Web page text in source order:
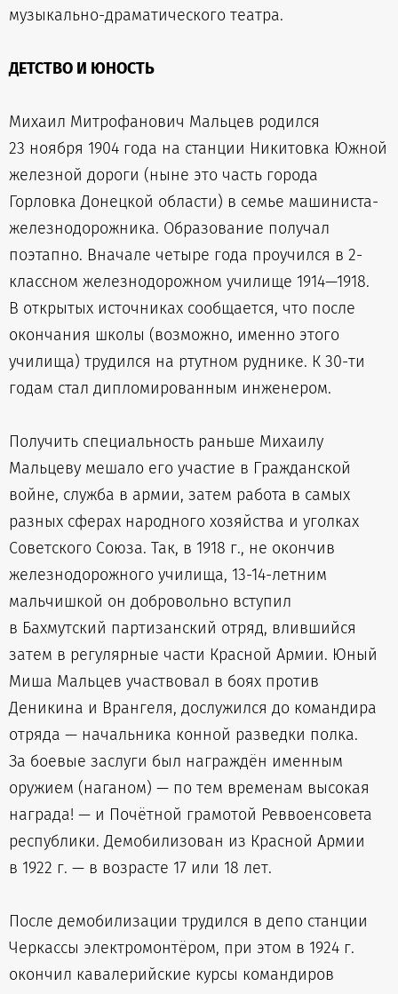
музыкально-драматического театра.
ДЕТСТВО И ЮНОСТЬ
Михаил Митрофанович Мальцев родился
23 ноября 1904 года на станции Никитовка Южной
железной дороги (ныне это часть города
Горловка Донецкой области) в семье машиниста-
железнодорожника. Образование получал
поэтапно. Вначале четыре года проучился в 2-
классном железнодорожном училище 1914—1918.
В открытых источниках сообщается, что после
окончания школы (возможно, именно этого
училища) трудился на ртутном руднике. К 30-ти
годам стал дипломированным инженером.
Получить специальность раньше Михаилу
Мальцеву мешало его участие в Гражданской
войне, служба в армии, затем работа в самых
разных сферах народного хозяйства и уголках
Советского Союза. Так, в 1918 г., не окончив
железнодорожного училища, 13-14-летним
мальчишкой он добровольно вступил
в Бахмутский партизанский отряд, влившийся
затем в регулярные части Красной Армии. Юный
Миша Мальцев участвовал в боях против
Деникина и Врангеля, дослужился до командира
отряда — начальника конной разведки полка.
За боевые заслуги был награждён именным
оружием (наганом) — по тем временам высокая
награда! — и Почётной грамотой Реввоенсовета
республики. Демобилизован из Красной Армии
в 1922 г. — в возрасте 17 или 18 лет.
После демобилизации трудился в депо станции
Черкассы электромонтёром, при этом в 1924 г.
окончил кавалерийские курсы командиров